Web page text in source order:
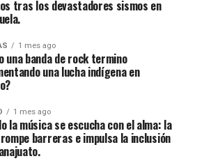
tras los devastadores sismos en
1 mes ago
una banda de rock termino
una lucha indígena en
1 mes ago
la música se escucha con el alma: la
rompe barreras e impulsa la inclusión